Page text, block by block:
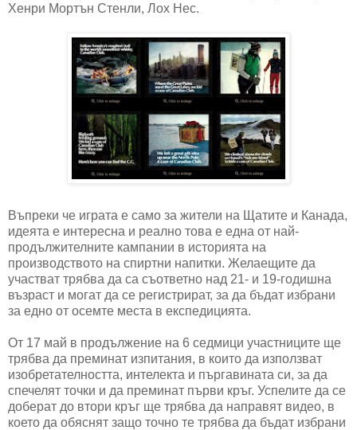
Хенри Мортън Стенли, Лох Нес.
Въпреки че играта е само за жители на Щатите и Канада,
идеята е интересна и реално това е една от най-
продължителните кампании в историята на
производството на спиртни напитки. Желаещите да
участват трябва да са съответно над 21- и 19-годишна
възраст и могат да се регистрират, за да бъдат избрани
за едно от осемте места в експедицията.
От 17 май в продължение на 6 седмици участниците ще
трябва да преминат изпитания, в които да използват
изобретателността, интелекта и пъргавината си, за да
спечелят точки и да преминат първи кръг. Успелите да се
доберат до втори кръг ще трябва да направят видео, в
което да обяснят защо точно те трябва да бъдат избрани